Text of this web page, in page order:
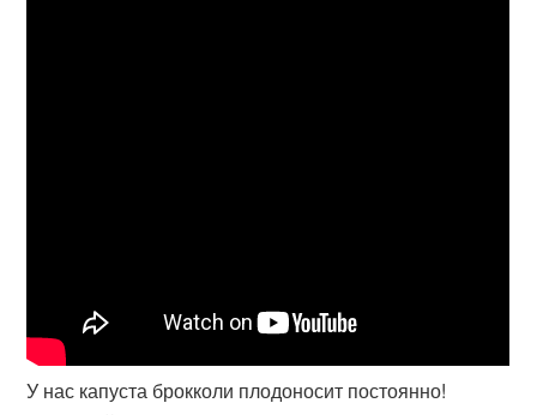
У нас капуста брокколи плодоносит постоянно!